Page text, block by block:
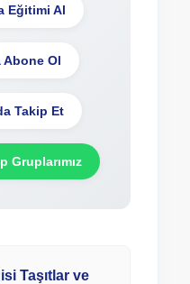
Eğitimi Al
Ol
Takip Et
Gruplarımız
Taşıtlar ve